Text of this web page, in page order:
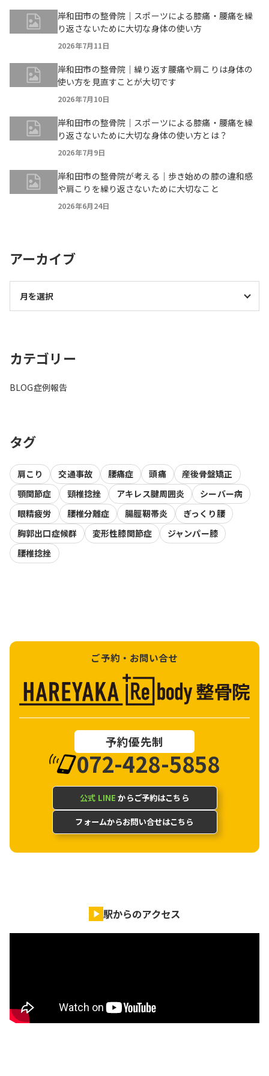
岸和田市の整骨院｜スポーツによる膝痛・腰痛を繰
り返さないために大切な身体の使い方
2026年7月11日
岸和田市の整骨院｜繰り返す腰痛や肩こりは身体の
使い方を見直すことが大切です
2026年7月10日
岸和田市の整骨院｜スポーツによる膝痛・腰痛を繰
り返さないために大切な身体の使い方とは？
2026年7月9日
岸和田市の整骨院が考える｜歩き始めの膝の違和感
や肩こりを繰り返さないために大切なこと
2026年6月24日
アーカイブ
カテゴリー
BLOG症例報告
タグ
肩こり 交通事故 腰痛症 頭痛
産後骨盤矯正
顎関節症
頸椎捻挫 アキレス腱周囲炎
シーバー病
眼精疲労
腰椎分離症 腸脛靭帯炎
ぎっくり腰
胸郭出口症候群
変形性膝関節症
ジャンパー膝
腰椎捻挫
ご予約・お問い合せ
予約優先制
072-428-5858
公式 LINE からご予約はこちら
フォームからお問い合せはこちら
駅からのアクセス